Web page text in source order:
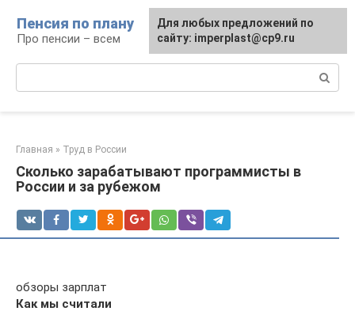
контенту
Пенсия по плану
Про пенсии – всем
Главная » Труд в России
Сколько зарабатывают программисты в
России и за рубежом
обзоры зарплат
Как мы считали
Для любых предложений по
сайту: imperplast@cp9.ru